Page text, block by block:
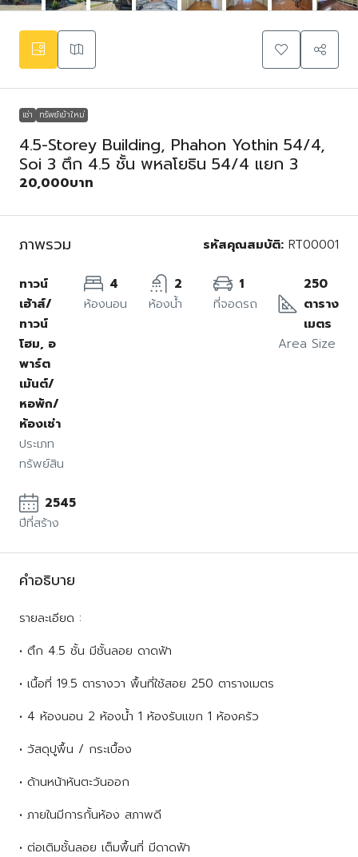
เช่า ทรัพย์เข้าใหม่
4.5-Storey Building, Phahon Yothin 54/4,
Soi 3 ตึก 4.5 ชั้น พหลโยธิน 54/4 แยก 3
20,000บาท
ภาพรวม รหัสคุณสมบัติ: RT00001
ทาวน์
เฮ้าส์/
ทาวน์
โฮม, อ
พาร์ต
เม้นต์/
หอพัก/
ห้องเช่า
ประเภท
ทรัพย์สิน
4
ห้องนอน
2
ห้องน้ำ
1
ที่จอดรถ
250
ตาราง
เมตร
Area Size
2545
ปีที่สร้าง
คำอธิบาย
รายละเอียด :
• ตึก 4.5 ชั้น มีชั้นลอย ดาดฟ้า
• เนื้อที่ 19.5 ตารางวา พื้นที่ใช้สอย 250 ตารางเมตร
• 4 ห้องนอน 2 ห้องน้ำ 1 ห้องรับแขก 1 ห้องครัว
• วัสดุปูพื้น / กระเบื้อง
• ด้านหน้าหันตะวันออก
• ภายในมีการกั้นห้อง สภาพดี
• ต่อเติมชั้นลอย เต็มพื้นที่ มีดาดฟ้า